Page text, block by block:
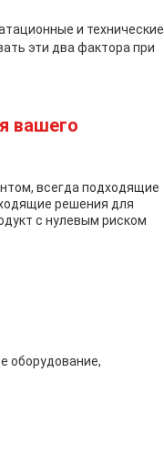
и технические
эти два фактора при
вашего
всегда подходящие
решения для
с нулевым риском
оборудование,